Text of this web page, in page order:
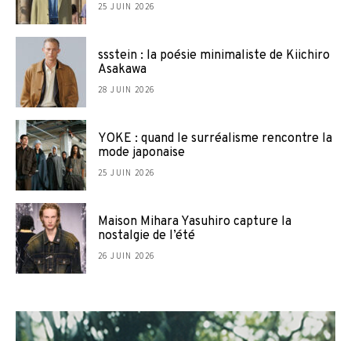
25 JUIN 2026
ssstein : la poésie minimaliste de Kiichiro
Asakawa
28 JUIN 2026
YOKE : quand le surréalisme rencontre la
mode japonaise
25 JUIN 2026
Maison Mihara Yasuhiro capture la
nostalgie de l’été
26 JUIN 2026